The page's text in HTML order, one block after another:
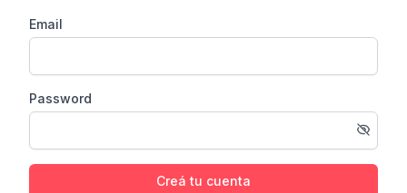
Email
Password
Creá tu cuenta